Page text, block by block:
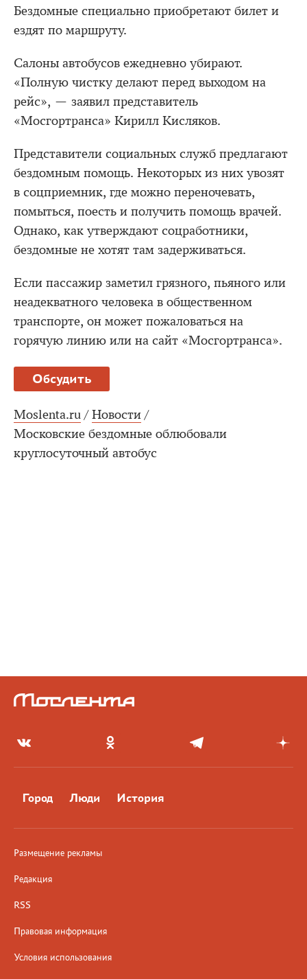
Бездомные специально приобретают билет и
ездят по маршруту.
Салоны автобусов ежедневно убирают.
«Полную чистку делают перед выходом на
рейс», — заявил представитель
«Мосгортранса» Кирилл Кисляков.
Представители социальных служб предлагают
бездомным помощь. Некоторых из них увозят
в соцприемник, где можно переночевать,
помыться, поесть и получить помощь врачей.
Однако, как утверждают соцработники,
бездомные не хотят там задерживаться.
Если пассажир заметил грязного, пьяного или
неадекватного человека в общественном
транспорте, он может пожаловаться на
горячую линию или на сайт «Мосгортранса».
Обсудить
Moslenta.ru / Новости /
Московские бездомные облюбовали
круглосуточный автобус
Город Люди История
Размещение рекламы
Редакция
RSS
Правовая информация
Условия использования